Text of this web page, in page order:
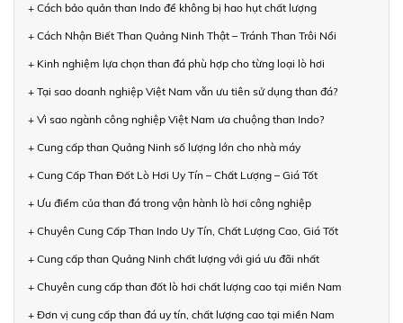
+ Cách bảo quản than Indo để không bị hao hụt chất lượng
+ Cách Nhận Biết Than Quảng Ninh Thật – Tránh Than Trôi Nổi
+ Kinh nghiệm lựa chọn than đá phù hợp cho từng loại lò hơi
+ Tại sao doanh nghiệp Việt Nam vẫn ưu tiên sử dụng than đá?
+ Vì sao ngành công nghiệp Việt Nam ưa chuộng than Indo?
+ Cung cấp than Quảng Ninh số lượng lớn cho nhà máy
+ Cung Cấp Than Đốt Lò Hơi Uy Tín – Chất Lượng – Giá Tốt
+ Ưu điểm của than đá trong vận hành lò hơi công nghiệp
+ Chuyên Cung Cấp Than Indo Uy Tín, Chất Lượng Cao, Giá Tốt
+ Cung cấp than Quảng Ninh chất lượng với giá ưu đãi nhất
+ Chuyên cung cấp than đốt lò hơi chất lượng cao tại miền Nam
+ Đơn vị cung cấp than đá uy tín, chất lượng cao tại miền Nam